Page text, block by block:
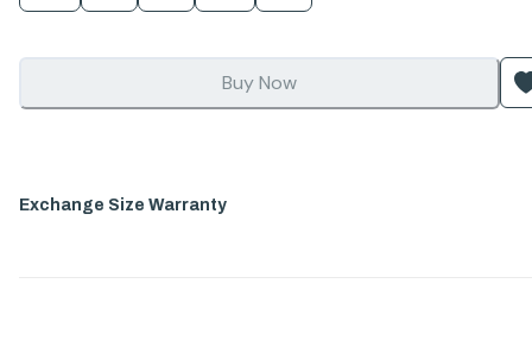
Buy Now
Exchange Size Warranty